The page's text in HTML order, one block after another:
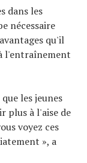
dans les
nécessaire
qu'il
l'entraînement
les jeunes
plus à l'aise de
voyez ces
», a